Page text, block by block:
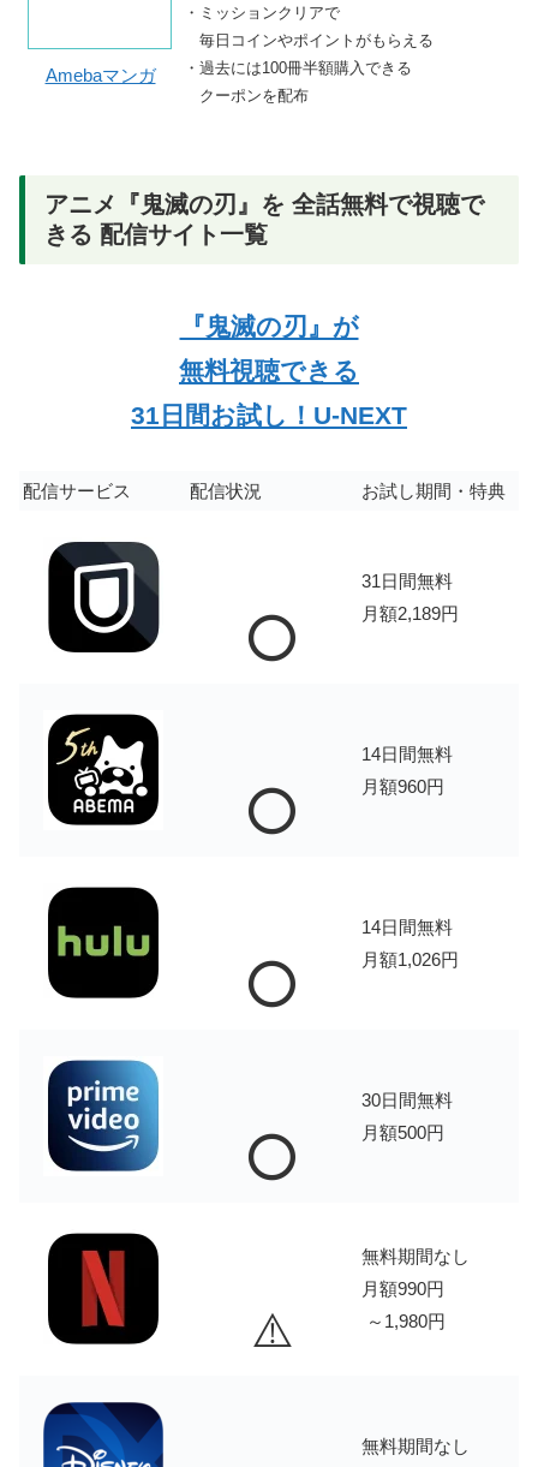
Amebaマンガ
・ミッションクリアで
毎日コインやポイントがもらえる
・過去には100冊半額購入できる
クーポンを配布
アニメ『鬼滅の刃』を 全話無料で視聴で
きる 配信サイト一覧
『鬼滅の刃』が
無料視聴できる
31日間お試し！U-NEXT
配信サービス 配信状況 お試し期間・特典
⭕️
31日間無料
月額2,189円
⭕️
14日間無料
月額960円
⭕️
14日間無料
月額1,026円
⭕️
30日間無料
月額500円
⚠️
無料期間なし
月額990円
～1,980円
無料期間なし